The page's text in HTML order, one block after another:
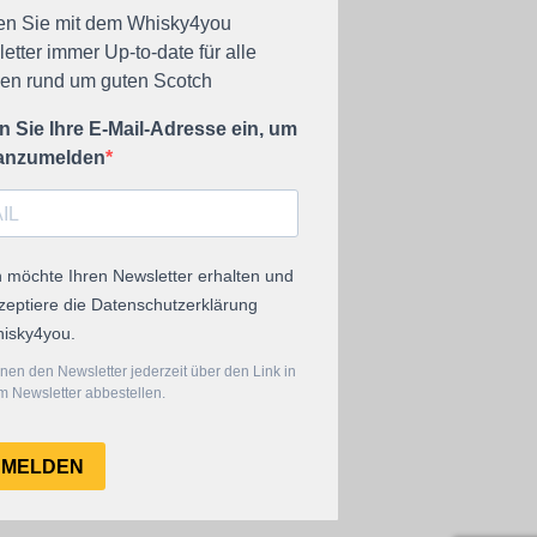
Sie mit dem Whisky4you
immer Up-to-date für alle
rund um guten Scotch
Sie Ihre E-Mail-Adresse ein, um
möchte Ihren Newsletter erhalten und
die Datenschutzerklärung
den Newsletter jederzeit über den Link in
Newsletter abbestellen.